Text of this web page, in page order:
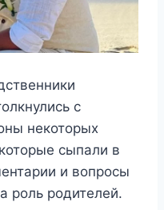
с
некоторых
сыпали в
и вопросы
роль родителей.